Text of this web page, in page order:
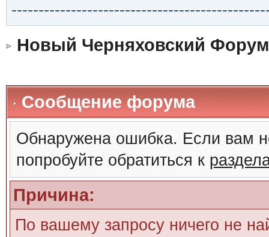
Новый Черняховский Форум
Сообщение форума
Обнаружена ошибка. Если вам
попробуйте обратиться к
Причина:
По вашему запросу ничего не